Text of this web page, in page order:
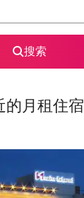
搜索
的月租住宿